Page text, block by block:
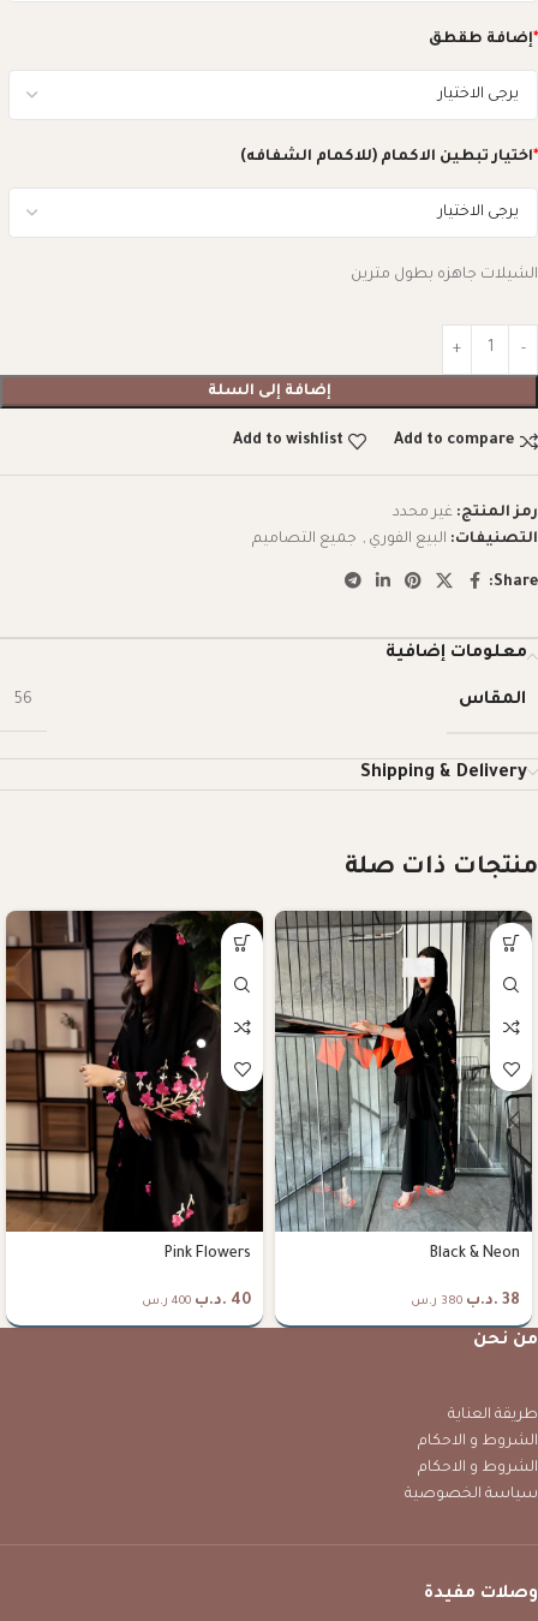
*إضافة طقطق
*اختيار تبطين الاكمام (للاكمام الشفافه)
الشيلات جاهزه بطول مترين
إضافة إلى السلة
Add to compare
Add to wishlist
رمز المنتج: غير محدد
التصنيفات: البيع الفوري , جميع التصاميم
Share:
معلومات إضافية
المقاس 56
Shipping & Delivery
منتجات ذات صلة
Black & Neon
38 .د.ب 380 ر.س
Pink Flowers
40 .د.ب 400 ر.س
من نحن
طريقة العناية
الشروط و الاحكام
الشروط و الاحكام
سياسة الخصوصية
وصلات مفيدة